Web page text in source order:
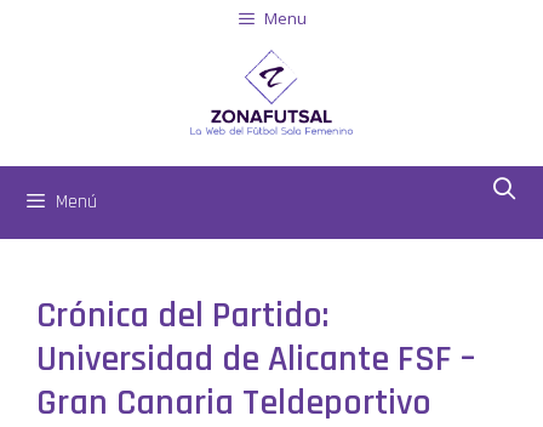
Menu
Menú
Crónica del Partido:
Universidad de Alicante FSF –
Gran Canaria Teldeportivo